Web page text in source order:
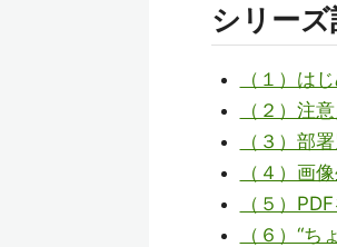
シリー
（１）は
（２）注
（３）部
（４）画
（５）
（６）“